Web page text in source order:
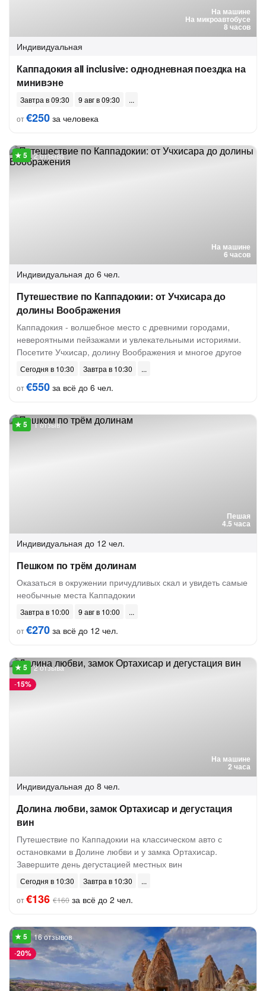
На машине
На микроавтобусе
8 часов
Индивидуальная
Каппадокия all inclusive: однодневная поездка на
минивэне
Завтра в 09:30
9 авг в 09:30
от€250 за человека
На машине
6 часов
2 отзыва
Индивидуальная до 6 чел.
Путешествие по Каппадокии: от Учхисара до
долины Воображения
Каппадокия - волшебное место с древними городами,
невероятными пейзажами и увлекательными историями.
Посетите Учхисар, долину Воображения и многое другое
Сегодня в 10:30
Завтра в 10:30
от€550 за всё до 6 чел.
Пешая
4.5 часа
1 отзыв
Индивидуальная до 12 чел.
Пешком по трём долинам
Оказаться в окружении причудливых скал и увидеть самые
необычные места Каппадокии
Завтра в 10:00
9 авг в 10:00
от€270 за всё до 12 чел.
На машине
2 часа
-15%
2 отзыва
Индивидуальная до 8 чел.
Долина любви, замок Ортахисар и дегустация
вин
Путешествие по Каппадокии на классическом авто с
остановками в Долине любви и у замка Ортахисар.
Завершите день дегустацией местных вин
Сегодня в 10:30
Завтра в 10:30
от€136 €160 за всё до 2 чел.
-20%
16 отзывов